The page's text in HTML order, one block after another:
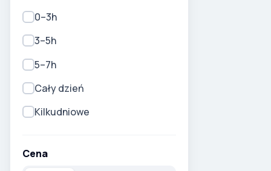
0–3h
3–5h
5–7h
Cały dzień
Kilkudniowe
Cena